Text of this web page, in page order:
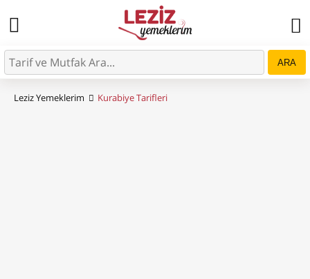
ARA
Leziz Yemeklerim Kurabiye Tarifleri